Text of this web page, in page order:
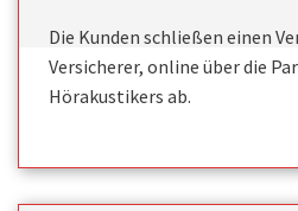
Die Kunden schließen einen
Versicherer, online über die
Hörakustikers ab.